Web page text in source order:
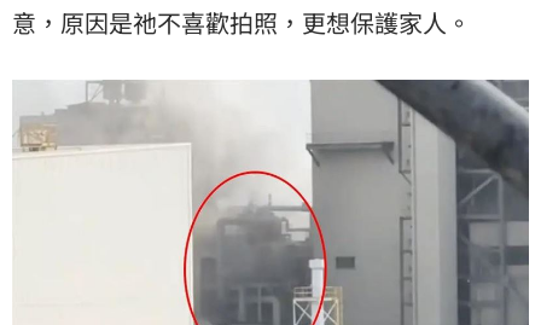
意，原因是祂不喜歡拍照，更想保護家人。